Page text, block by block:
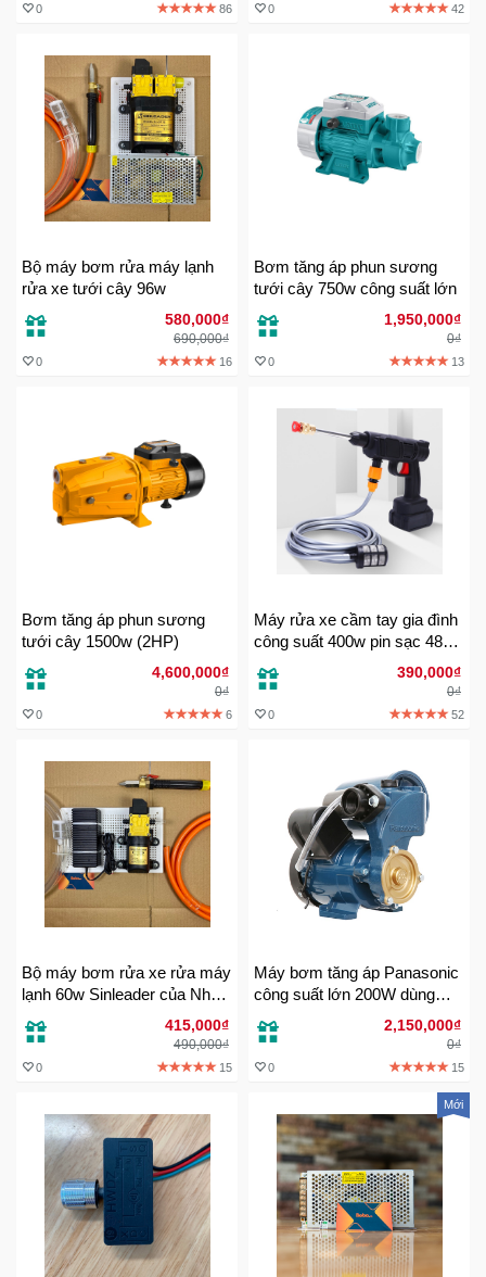
0 86 0 42
Bộ máy bơm rửa máy lạnh
rửa xe tưới cây 96w
580,000₫
690,000₫
0 16
Bơm tăng áp phun sương
tưới cây 750w công suất lớn
1,950,000₫
0₫
0 13
Bơm tăng áp phun sương
tưới cây 1500w (2HP)
4,600,000₫
0₫
0 6
Máy rửa xe cầm tay gia đình
công suất 400w pin sạc 48V
phun thuốc sâu tưới cây xịt
sân rửa máy lạnh
390,000₫
0₫
0 52
Bộ máy bơm rửa xe rửa máy
lạnh 60w Sinleader của Nhật
415,000₫
490,000₫
0 15
Máy bơm tăng áp Panasonic
công suất lớn 200W dùng
2,150,000₫
0₫
0 15
Mới